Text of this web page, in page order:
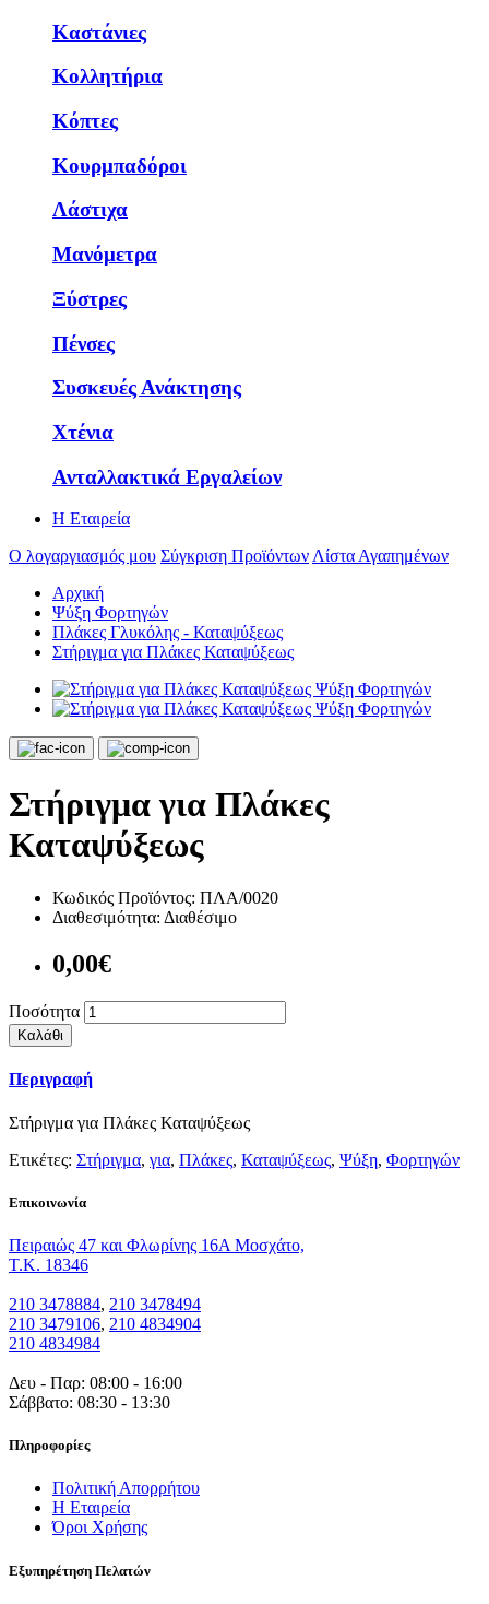
Καστάνιες
Κολλητήρια
Κόπτες
Κουρμπαδόροι
Λάστιχα
Μανόμετρα
Ξύστρες
Πένσες
Συσκευές Ανάκτησης
Χτένια
Ανταλλακτικά Εργαλείων
Η Εταιρεία
Ο λογαργιασμός μου Σύγκριση ΠροϊόντωνΛίστα Αγαπημένων
Αρχική
Ψύξη Φορτηγών
Πλάκες Γλυκόλης - Καταψύξεως
Στήριγμα για Πλάκες Καταψύξεως
Στήριγμα για Πλάκες
Καταψύξεως
Κωδικός Προϊόντος: ΠΛΑ/0020
Διαθεσιμότητα: Διαθέσιμο
0,00€
Ποσότητα
Καλάθι
Περιγραφή
Στήριγμα για Πλάκες Καταψύξεως
Ετικέτες: Στήριγμα, για, Πλάκες, Καταψύξεως, Ψύξη, Φορτηγών
Eπικοινωνία
Πειραιώς 47 και Φλωρίνης 16Α Μοσχάτο,
T.K. 18346
210 3478884, 210 3478494
210 3479106, 210 4834904
210 4834984
Δευ - Παρ: 08:00 - 16:00
Σάββατο: 08:30 - 13:30
Πληροφορίες
Πολιτική Απορρήτου
Η Εταιρεία
Όροι Χρήσης
Εξυπηρέτηση Πελατών